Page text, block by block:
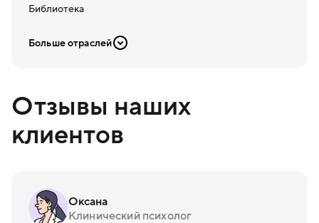
Библиотека
Больше отраслей
Отзывы наших
клиентов
Оксана
Клинический психолог